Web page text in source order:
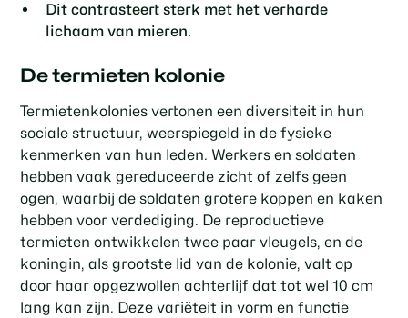
Dit contrasteert sterk met het verharde
lichaam van mieren.
De termieten kolonie
Termietenkolonies vertonen een diversiteit in hun
sociale structuur, weerspiegeld in de fysieke
kenmerken van hun leden. Werkers en soldaten
hebben vaak gereduceerde zicht of zelfs geen
ogen, waarbij de soldaten grotere koppen en kaken
hebben voor verdediging. De reproductieve
termieten ontwikkelen twee paar vleugels, en de
koningin, als grootste lid van de kolonie, valt op
door haar opgezwollen achterlijf dat tot wel 10 cm
lang kan zijn. Deze variëteit in vorm en functie